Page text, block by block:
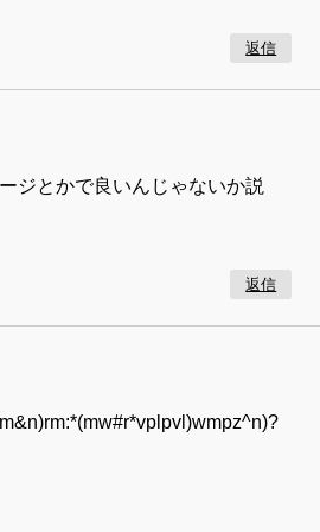
返信
ジとかで良いんじゃないか説
返信